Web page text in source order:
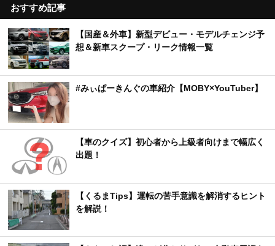
おすすめ記事
【国産＆外車】新型デビュー・モデルチェンジ予
想＆新車スクープ・リーク情報一覧
#みぃぱーきんぐの車紹介【MOBY×YouTuber】
【車のクイズ】初心者から上級者向けまで幅広く
出題！
【くるまTips】運転の苦手意識を解消するヒント
を解説！